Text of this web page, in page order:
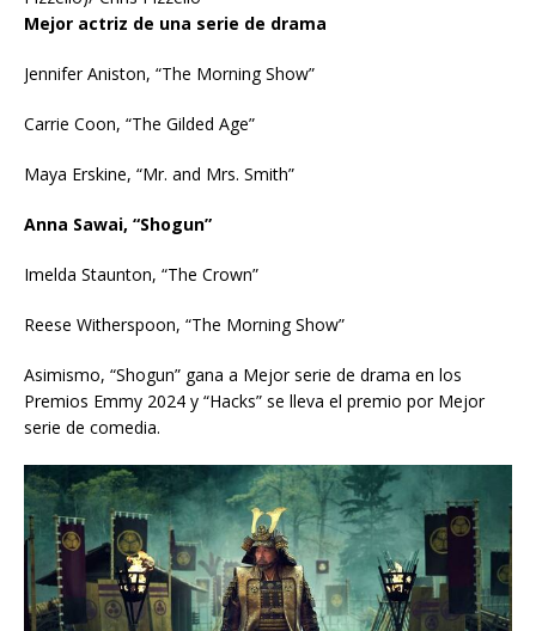
Mejor actriz de una serie de drama
Jennifer Aniston, “The Morning Show”
Carrie Coon, “The Gilded Age”
Maya Erskine, “Mr. and Mrs. Smith”
Anna Sawai, “Shogun”
Imelda Staunton, “The Crown”
Reese Witherspoon, “The Morning Show”
Asimismo, “Shogun” gana a Mejor serie de drama en los
Premios Emmy 2024 y “Hacks” se lleva el premio por Mejor
serie de comedia.